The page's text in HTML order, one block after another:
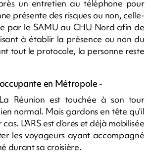
un entretien au téléphone pour
présente des risques ou non, celle-
par le SAMU au CHU Nord afin de
à établir la présence ou non du
tout le protocole, la personne reste
en Métropole -
Réunion est touchée à son tour
normal. Mais gardons en tête qu'il
L'ARS est d'ores et déjà mobilisée
les voyageurs ayant accompagné
durant sa croisière.